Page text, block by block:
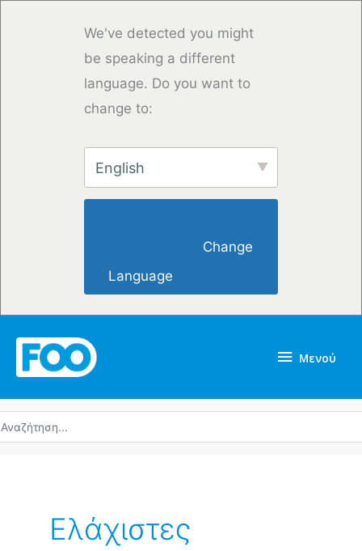
We've detected you might
be speaking a different
language. Do you want to
change to:
English
Language
Μενού
Ελάχιστες